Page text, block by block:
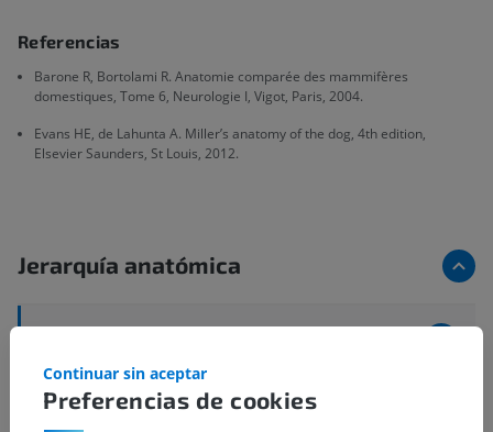
Referencias
Barone R, Bortolami R. Anatomie comparée des mammifères
domestiques, Tome 6, Neurologie I, Vigot, Paris, 2004.
Evans HE, de Lahunta A. Miller’s anatomy of the dog, 4th edition,
Elsevier Saunders, St Louis, 2012.
Jerarquía anatómica
Sistema nervioso> Sistema nervioso central
Encéfalo> Prosencéfalo; Cerebro anterior
Telencéfalo
Preferencias de cookies
Continuar sin aceptar